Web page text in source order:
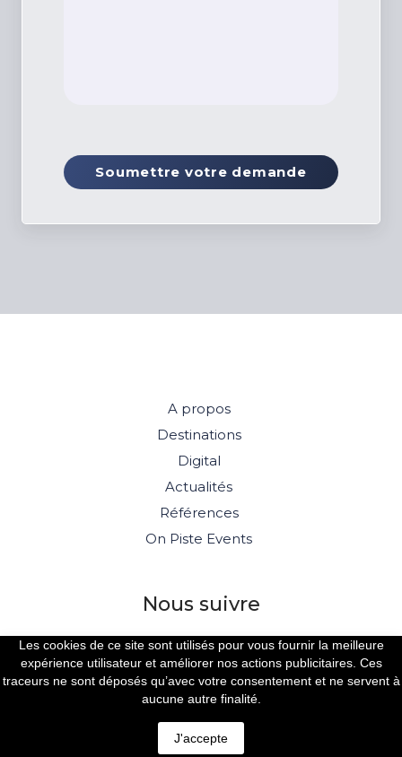
Soumettre votre demande
A propos
Destinations
Digital
Actualités
Références
On Piste Events
Nous suivre
© 2026 ON PISTE
MENTIONS LÉGALES
Les cookies de ce site sont utilisés pour vous fournir la meilleure
expérience utilisateur et améliorer nos actions publicitaires. Ces
traceurs ne sont déposés qu’avec votre consentement et ne servent à
aucune autre finalité.
J'accepte